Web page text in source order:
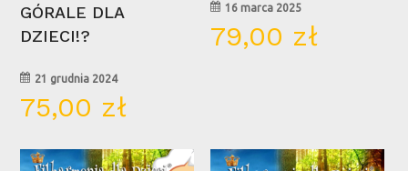
GÓRALE DLA
DZIECI!?
21 grudnia 2024
75,00 zł
16 marca 2025
79,00 zł